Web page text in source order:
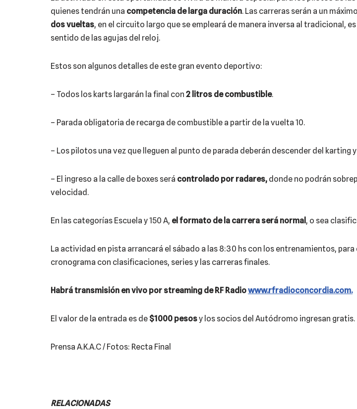
quienes tendrán una competencia de larga duración. Las carreras serán a un
dos vueltas, en el circuito largo que se empleará de manera inversa al tradicional,
sentido de las agujas del reloj.
Estos son algunos detalles de este gran evento deportivo:
– Todos los karts largarán la final con 2 litros de combustible.
– Parada obligatoria de recarga de combustible a partir de la vuelta 10.
– Los pilotos una vez que lleguen al punto de parada deberán descender del karting
– El ingreso a la calle de boxes será controlado por radares, donde no podrán
velocidad.
En las categorías Escuela y 150 A, el formato de la carrera será normal , o sea
La actividad en pista arrancará el sábado a las 8:30 hs con los entrenamientos, para
cronograma con clasificaciones, series y las carreras finales.
Habrá transmisión en vivo por streaming de RF Radiowww.rfradioconcordia.com.
El valor de la entrada es de $1000 pesosy los socios del Autódromo ingresan gratis.
Prensa A.K.A.C / Fotos: Recta Final
RELACIONADAS